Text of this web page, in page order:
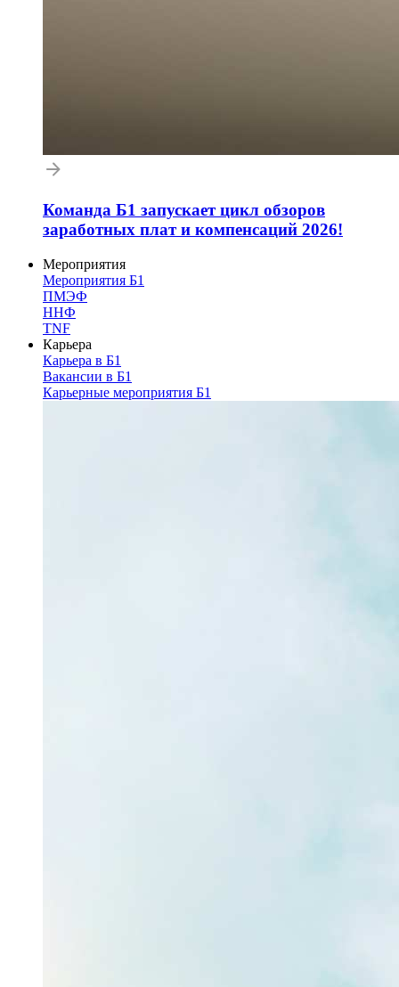
Команда Б1 запускает цикл обзоров
заработных плат и компенсаций 2026!
Мероприятия
Мероприятия Б1
ПМЭФ
ННФ
TNF
Карьера
Карьера в Б1
Вакансии в Б1
Карьерные мероприятия Б1